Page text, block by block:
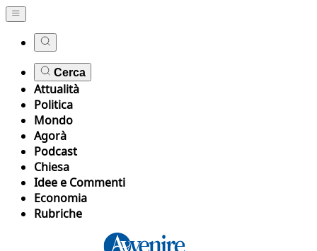
Cerca
Attualità
Politica
Mondo
Agorà
Podcast
Chiesa
Idee e Commenti
Economia
Rubriche